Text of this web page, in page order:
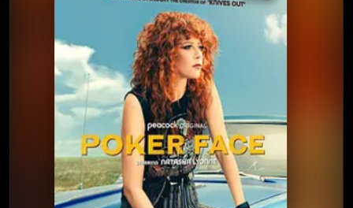
⭐️ 评分：7.5 | 🎬 2023年
✅ 已完结
夸克网盘